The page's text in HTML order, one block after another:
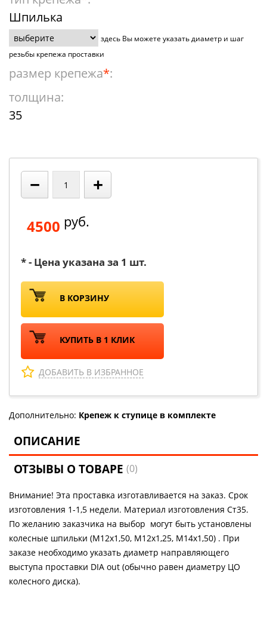
Шпилька
здесь Вы можете указать диаметр и шаг
резьбы крепежа проставки
размер крепежа*:
толщина:
35
− +
4500 руб.
* - Цена указана за 1 шт.
В КОРЗИНУ
КУПИТЬ В 1 КЛИК
ДОБАВИТЬ В ИЗБРАННОЕ
Дополнительно: Крепеж к ступице в комплекте
ОПИСАНИЕ
ОТЗЫВЫ О ТОВАРЕ(0)
Внимание! Эта проставка изготавливается на заказ. Срок
изготовления 1-1,5 недели. Материал изготовления Ст35.
По желанию заказчика на выбор могут быть установлены
колесные шпильки (М12х1,50, М12х1,25, М14х1,50) . При
заказе необходимо указать диаметр направляющего
выступа проставки DIA out (обычно равен диаметру ЦО
колесного диска).